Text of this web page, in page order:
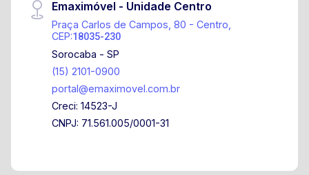
Emaximóvel - Unidade Centro
Praça Carlos de Campos, 80 - Centro,
CEP:18035-230
Sorocaba - SP
(15) 2101-0900
portal@emaximovel.com.br
Creci: 14523-J
CNPJ: 71.561.005/0001-31